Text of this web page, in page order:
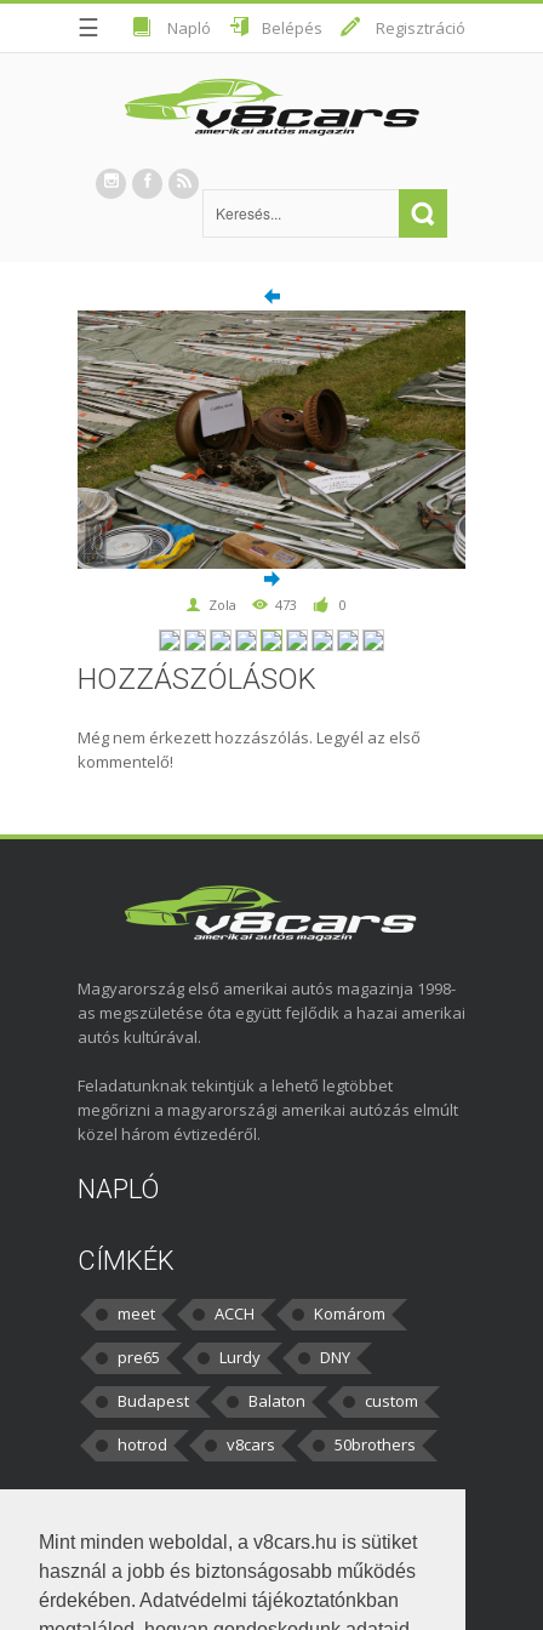
Mint minden weboldal, a v8cars.hu is sütiket
használ a jobb és biztonságosabb működés
érdekében. Adatvédelmi tájékoztatónkban
☰ Napló Belépés Regisztráció
Zola 473 0
HOZZÁSZÓLÁSOK
Még nem érkezett hozzászólás. Legyél az első
kommentelő!
Magyarország első amerikai autós magazinja 1998-
as megszületése óta együtt fejlődik a hazai amerikai
autós kultúrával.
Feladatunknak tekintjük a lehető legtöbbet
megőrizni a magyarországi amerikai autózás elmúlt
közel három évtizedéről.
NAPLÓ
CÍMKÉK
meet ACCH
Komárom
pre65
Lurdy
DNY
Budapest
Balaton
custom
hotrod
v8cars 50brothers
kortisz:Elszúrtam! Én csak két
darabbaal számoltam. Nem tudtam, hogy fél autót,